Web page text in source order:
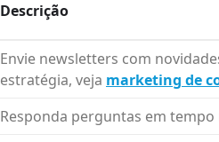
Descrição
Envie newsletters com
estratégia, veja marketing de
Responda perguntas em tempo